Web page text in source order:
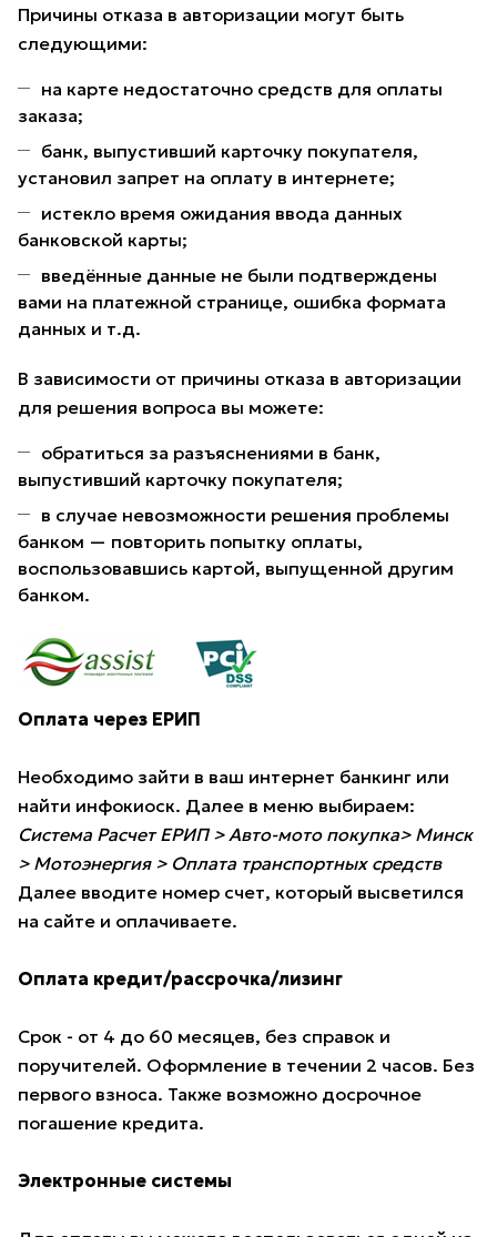
Причины отказа в авторизации могут быть
следующими:
на карте недостаточно средств для оплаты
заказа;
банк, выпустивший карточку покупателя,
установил запрет на оплату в интернете;
истекло время ожидания ввода данных
банковской карты;
введённые данные не были подтверждены
вами на платежной странице, ошибка формата
данных и т.д.
В зависимости от причины отказа в авторизации
для решения вопроса вы можете:
обратиться за разъяснениями в банк,
выпустивший карточку покупателя;
в случае невозможности решения проблемы
банком — повторить попытку оплаты,
воспользовавшись картой, выпущенной другим
банком.
Оплата через ЕРИП
Необходимо зайти в ваш интернет банкинг или
найти инфокиоск. Далее в меню выбираем:
Система Расчет ЕРИП > Авто-мото покупка> Минск
> Мотоэнергия > Оплата транспортных средств
Далее вводите номер счет, который высветился
на сайте и оплачиваете.
Оплата кредит/рассрочка/лизинг
Срок - от 4 до 60 месяцев, без справок и
поручителей. Оформление в течении 2 часов. Без
первого взноса. Также возможно досрочное
погашение кредита.
Электронные системы